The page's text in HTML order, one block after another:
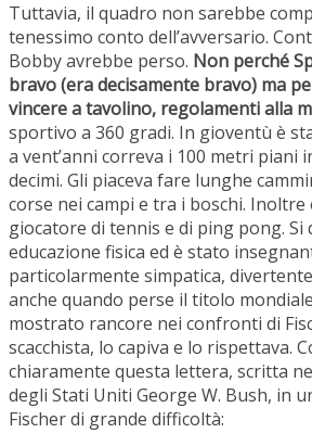
Tuttavia, il quadro non sarebbe
tenessimo conto dell’avversario.
Bobby avrebbe perso. Non perché
bravo (era decisamente bravo) ma
vincere a tavolino, regolamenti alla
sportivo a 360 gradi. In gioventù è
a vent’anni correva i 100 metri piani
decimi. Gli piaceva fare lunghe
corse nei campi e tra i boschi.
giocatore di tennis e di ping pong. Si
educazione fisica ed è stato
particolarmente simpatica,
anche quando perse il titolo
mostrato rancore nei confronti di
scacchista, lo capiva e lo rispettava.
chiaramente questa lettera, scritta
degli Stati Uniti George W. Bush, in
Fischer di grande difficoltà: